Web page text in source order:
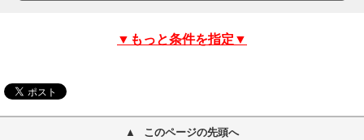
▼もっと条件を指定▼
このページの先頭へ